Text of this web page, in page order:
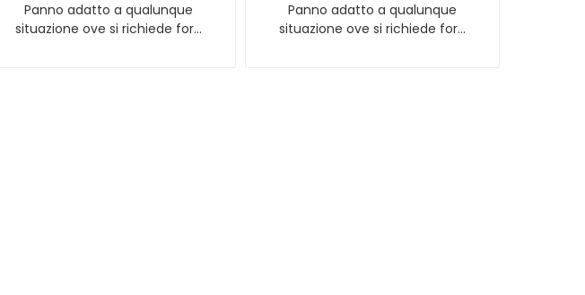
Panno adatto a qualunque
situazione ove si richiede for…
Panno adatto a qualunque
situazione ove si richiede for…